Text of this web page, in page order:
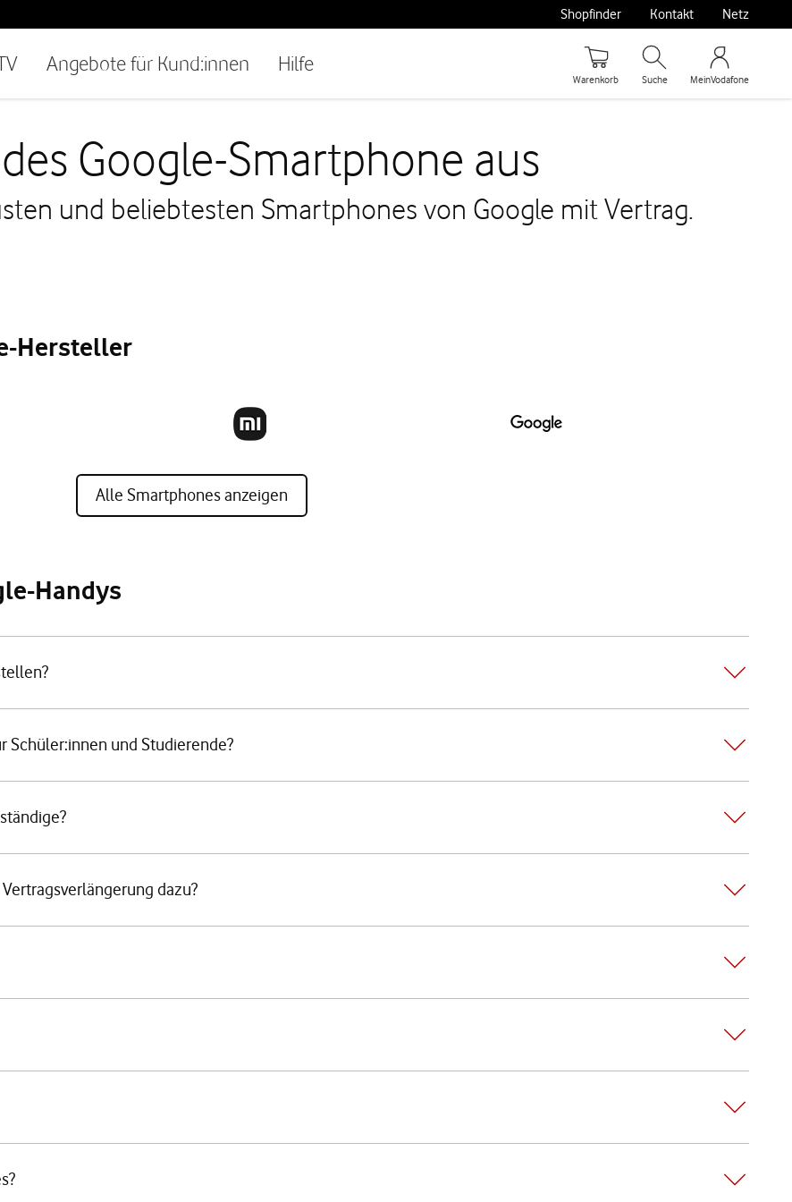
Angebote für Kund:innen Hilfe
Shopfinder Kontakt Netz
Warenkorb Suche MeinVodafone
Google-Smartphone aus
und beliebtesten Smartphones von Google mit Vertrag.
Hersteller
Alle Smartphones anzeigen
Handys
Schüler:innen und Studierende?
dazu?